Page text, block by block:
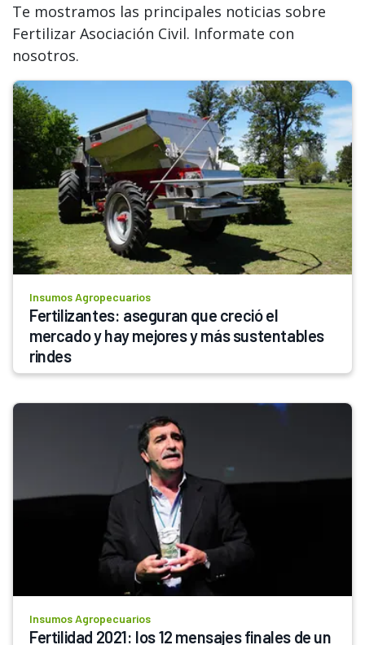
Te mostramos las principales noticias sobre
Fertilizar Asociación Civil. Informate con
nosotros.
Insumos Agropecuarios
Fertilizantes: aseguran que creció el
mercado y hay mejores y más sustentables
rindes
Insumos Agropecuarios
Fertilidad 2021: los 12 mensajes finales de un